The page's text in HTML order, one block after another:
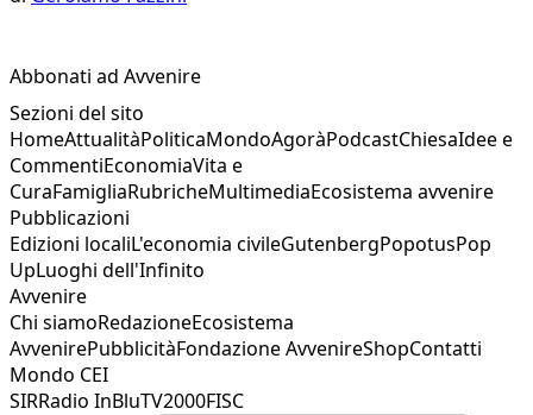
Abbonati ad Avvenire
Sezioni del sito
HomeAttualitàPoliticaMondoAgoràPodcastChiesaIdee e
CommentiEconomiaVita e
CuraFamigliaRubricheMultimediaEcosistema avvenire
Pubblicazioni
Edizioni localiL'economia civileGutenbergPopotusPop
UpLuoghi dell'Infinito
Avvenire
Chi siamoRedazioneEcosistema
AvvenirePubblicitàFondazione AvvenireShopContatti
Mondo CEI
SIRRadio InBluTV2000FISC